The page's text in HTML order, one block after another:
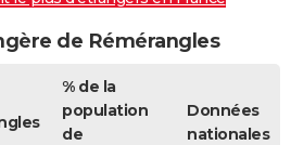
de Rémérangles
% de la
population
de
Données
nationales